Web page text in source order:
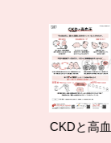
CKDと高血